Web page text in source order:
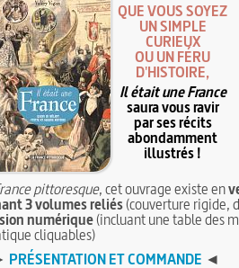
QUE VOUS SOYEZ
UN SIMPLE
CURIEUX
OU UN FÉRU
D'HISTOIRE,
Il était une France
saura vous ravir
par ses récits
abondamment
illustrés !
pittoresque, cet ouvrage existe en
3 volumes reliés(couverture rigide,
numérique(incluant une table des
cliquables)
PRÉSENTATION ET COMMANDE ◄